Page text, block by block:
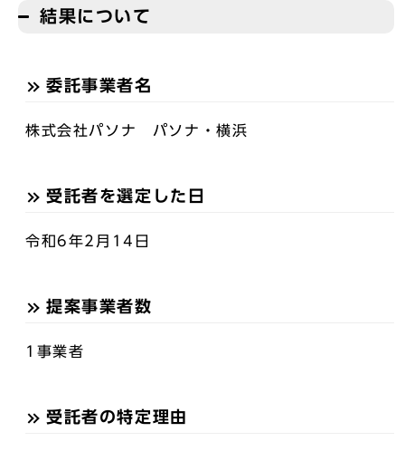
結果について
委託事業者名
株式会社パソナ パソナ・横浜
受託者を選定した日
令和6年2月14日
提案事業者数
1事業者
受託者の特定理由